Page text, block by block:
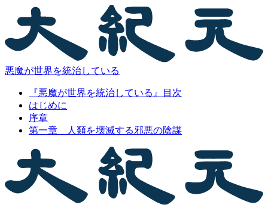
悪魔が世界を統治している
『悪魔が世界を統治している』目次
はじめに
序章
第一章 人類を壊滅する邪悪の陰謀